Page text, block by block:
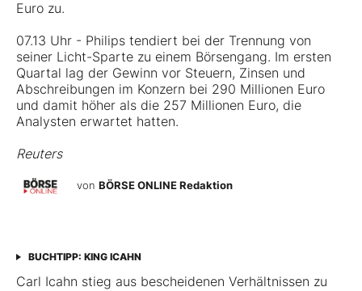
Euro zu.
07.13 Uhr - Philips tendiert bei der Trennung von
seiner Licht-Sparte zu einem Börsengang. Im ersten
Quartal lag der Gewinn vor Steuern, Zinsen und
Abschreibungen im Konzern bei 290 Millionen Euro
und damit höher als die 257 Millionen Euro, die
Analysten erwartet hatten.
Reuters
von BÖRSE ONLINE Redaktion
BUCHTIPP: KING ICAHN
Carl Icahn stieg aus bescheidenen Verhältnissen zu